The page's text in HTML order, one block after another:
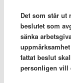
Det som står ut
beslutet som
sänka
fattat beslut
personligen vill